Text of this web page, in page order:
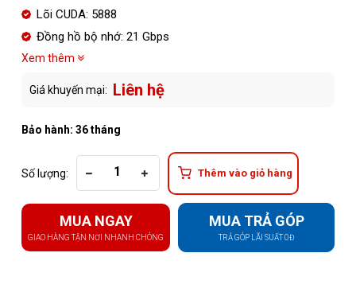
Lõi CUDA: 5888
Đồng hồ bộ nhớ: 21 Gbps
Xem thêm
Giá khuyến mại: Liên hệ
Bảo hành: 36 tháng
Số lượng: Thêm vào giỏ hàng
MUA NGAY
GIAO HÀNG TẬN NƠI NHANH CHÓNG
MUA TRẢ GÓP
TRẢ GÓP LÃI SUẤT 0Đ